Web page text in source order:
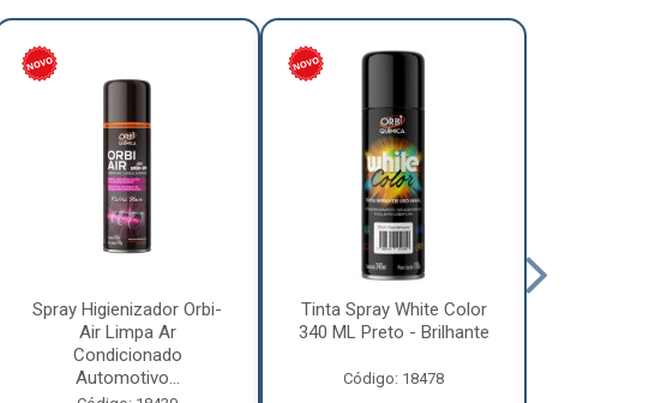
Spray Higienizador Orbi-
Air Limpa Ar
Condicionado
Automotivo...
Tinta Spray White Color
340 ML Preto - Brilhante
Código: 18478